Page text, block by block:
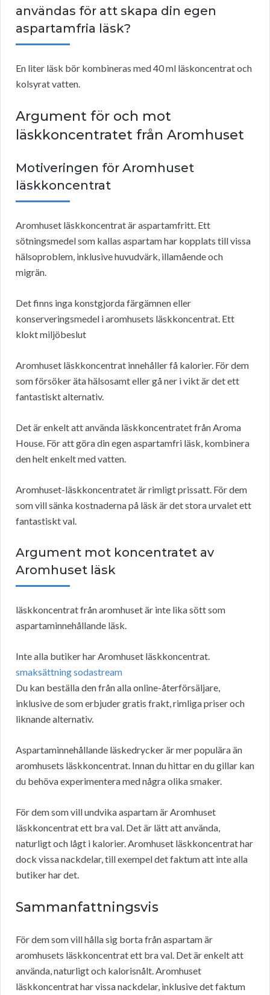
användas för att skapa din egen
aspartamfria läsk?
En liter läsk bör kombineras med 40 ml läskoncentrat och
kolsyrat vatten.
Argument för och mot
läskkoncentratet från Aromhuset
Motiveringen för Aromhuset
läskkoncentrat
Aromhuset läskkoncentrat är aspartamfritt. Ett
sötningsmedel som kallas aspartam har kopplats till vissa
hälsoproblem, inklusive huvudvärk, illamående och
migrän.
Det finns inga konstgjorda färgämnen eller
konserveringsmedel i aromhusets läskkoncentrat. Ett
klokt miljöbeslut
Aromhuset läskkoncentrat innehåller få kalorier. För dem
som försöker äta hälsosamt eller gå ner i vikt är det ett
fantastiskt alternativ.
Det är enkelt att använda läskkoncentratet från Aroma
House. För att göra din egen aspartamfri läsk, kombinera
den helt enkelt med vatten.
Aromhuset-läskkoncentratet är rimligt prissatt. För dem
som vill sänka kostnaderna på läsk är det stora urvalet ett
fantastiskt val.
Argument mot koncentratet av
Aromhuset läsk
läskkoncentrat från aromhuset är inte lika sött som
aspartaminnehållande läsk.
Inte alla butiker har Aromhuset läskkoncentrat.
smaksättning sodastream
Du kan beställa den från alla online-återförsäljare,
inklusive de som erbjuder gratis frakt, rimliga priser och
liknande alternativ.
Aspartaminnehållande läskedrycker är mer populära än
aromhusets läskkoncentrat. Innan du hittar en du gillar kan
du behöva experimentera med några olika smaker.
För dem som vill undvika aspartam är Aromhuset
läskkoncentrat ett bra val. Det är lätt att använda,
naturligt och lågt i kalorier. Aromhuset läskkoncentrat har
dock vissa nackdelar, till exempel det faktum att inte alla
butiker har det.
Sammanfattningsvis
För dem som vill hålla sig borta från aspartam är
aromhusets läskkoncentrat ett bra val. Det är enkelt att
använda, naturligt och kalorisnålt. Aromhuset
läskkoncentrat har vissa nackdelar, inklusive det faktum